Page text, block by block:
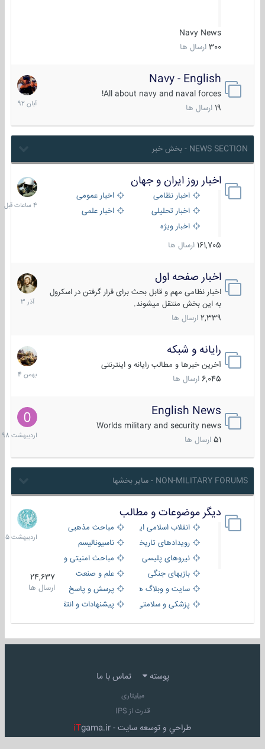
Navy News
300 ارسال ها
Navy - English
All about navy and naval forces!
ارسال ها
22
آبان
1392
NEWS SECTION - بخش خبر
اخبار روز ایران و جهان
اخبار نظامی
اخبار عمومی
اخبار تحلیلی
اخبار علمی
اخبار ویژه
161,705 ارسال ها
4
ساعات
قبل
اخبار صفحه اول
اخبار نظامی مهم و قابل بحث برای قرار گرفتن در اسکرول
به این بخش منتقل میشوند.
2,339 ارسال ها
7
آذر
1403
رایانه و شبکه
آخرین خبرها و مطالب رایانه و اینترنتی
6,045 ارسال ها
30
بهمن
1404
English News
Worlds military and security news
51 ارسال ها
10
1398
NON-MILITARY FORUMS - سایر بخشها
دیگر موضوعات و مطالب
انقلاب اسلامی ایران
مباحث مذهبی
رویدادهای تاریخی و مذهبیناسیونالیسم
نیروهای پلیسی
مباحث امنیتی و اطلاعاتی
بازیهای جنگی
علم و صنعت
سایت و وبلاگ ها
پرسش و پاسخ
پزشکی و سلامتی
پیشنهادات و انتقادات
24,637
ارسال ها
8
1405
پوسته تماس با ما
میلیتاری
قدرت از IPS
طراحي و توسعه سايت - iTgama.ir